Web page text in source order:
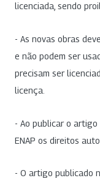
licenciada, sendo
- As novas obras
e não podem ser
precisam ser
licença.
- Ao publicar o
ENAP os direitos
- O artigo publicado